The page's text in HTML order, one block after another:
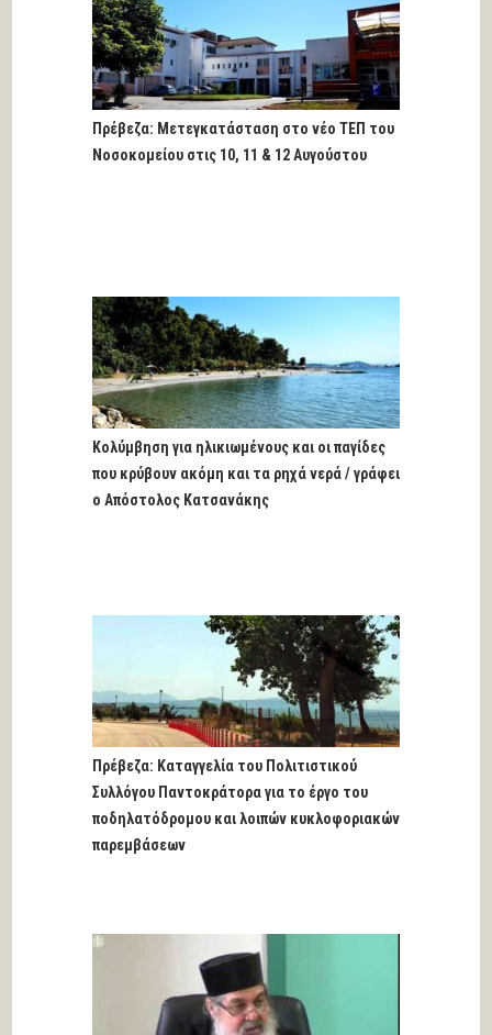
Πρέβεζα: Μετεγκατάσταση στο νέο ΤΕΠ του
Νοσοκομείου στις 10, 11 & 12 Αυγούστου
Κολύμβηση για ηλικιωμένους και οι παγίδες
που κρύβουν ακόμη και τα ρηχά νερά / γράφει
ο Απόστολος Κατσανάκης
Πρέβεζα: Καταγγελία του Πολιτιστικού
Συλλόγου Παντοκράτορα για το έργο του
ποδηλατόδρομου και λοιπών κυκλοφοριακών
παρεμβάσεων